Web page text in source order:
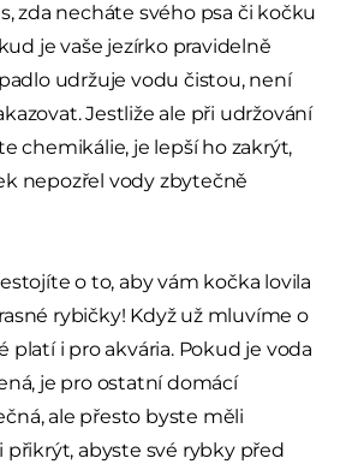
zda necháte svého psa či kočku
je vaše jezírko pravidelně
udržuje vodu čistou, není
Jestliže ale při udržování
chemikálie, je lepší ho zakrýt,
nepozřel vody zbytečně
o to, aby vám kočka lovila
rybičky! Když už mluvíme o
platí i pro akvária. Pokud je voda
je pro ostatní domácí
ale přesto byste měli
přikrýt, abyste své rybky před